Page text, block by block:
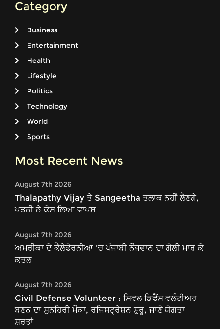
Category
Business
Entertainment
Health
Lifestyle
Politics
Technology
World
Sports
Most Recent News
August 7th 2026
Thalapathy Vijay ਤੇ Sangeetha ਤਲਾਕ ਨਹੀਂ ਲੈਣਗੇ,
ਪਤਨੀ ਨੇ ਕੇਸ ਲਿਆ ਵਾਪਸ
August 7th 2026
ਅਮਰੀਕਾ ਦੇ ਕੈਲੇਫੋਰਨੀਆ 'ਚ ਪੰਜਾਬੀ ਨੌਜਵਾਨ ਦਾ ਗੋਲੀ ਮਾਰ ਕੇ
ਕਤਲ
August 7th 2026
Civil Defense Volunteer : ਸਿਵਲ ਡਿਫੈਂਸ ਵਲੰਟੀਅਰ
ਬਣਨ ਦਾ ਸੁਨਹਿਰੀ ਮੌਕਾ, ਰਜਿਸਟ੍ਰੇਸ਼ਨ ਸ਼ੁਰੂ, ਜਾਣੋ ਯੋਗਤਾ
ਸ਼ਰਤਾਂ